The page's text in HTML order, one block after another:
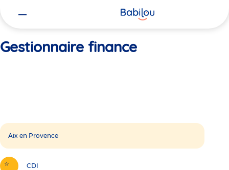
Gestionnaire finance
Aix en Provence
CDI